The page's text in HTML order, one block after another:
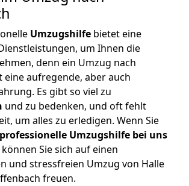
Umzugshilfe bietet eine
um Ihnen die
denn ein Umzug nach
eine aufregende, aber auch
Es gibt so viel zu
und zu bedenken, und oft fehlt
um alles zu erledigen. Wenn Sie
professionelle Umzugshilfe bei uns
Sie sich auf einen
und stressfreien Umzug von Halle
freuen.